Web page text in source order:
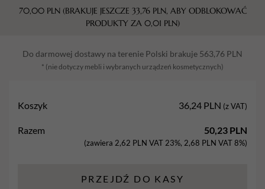
nr
15
10
szt
70,00 PLN (BRAKUJE JESZCZE 33,76 PLN, ABY ODBLOKOWAĆ
PRODUKTY ZA 0,01 PLN)
Do darmowej dostawy na terenie Polski brakuje 563,76 PLN
* (nie dotyczy mebli i wybranych urządzeń kosmetycznych)
Koszyk 36,24 PLN (z VAT)
Razem 50,23 PLN
(zawiera 2,62 PLN VAT 23%, 2,68 PLN VAT 8%)
PRZEJDŹ DO KASY